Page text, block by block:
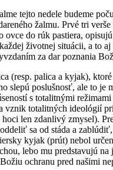
tejto nedele budeme
žalmu. Prvé tri
ovce do rúk pastiera,
životnej situácii, a to
za dar poznania
(resp. palica a kyjak),
slepú poslušnosť, ale to je
s totalitnými
vznik totalitných ideológií
len zdanlivý zmysel).
sa od stáda a
kyjak (prút) nebol
lebo mu predstavujú
ochranu pred našimi